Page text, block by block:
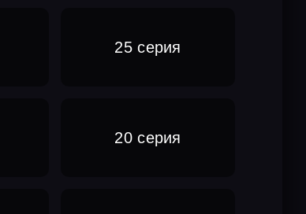
25 серия
20 серия